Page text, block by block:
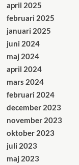
april 2025
februari 2025
januari 2025
juni 2024
maj 2024
april 2024
mars 2024
februari 2024
december 2023
november 2023
oktober 2023
juli 2023
maj 2023